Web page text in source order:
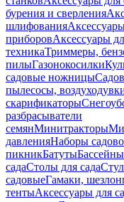
бурения и сверления
шлифования
приборовАксессуары
техникаТриммеры,
пилыГазонокосилки
садовые ножницы
пылесосы,
скарификаторы
разбрасыватели
семянМинитракторы
давленияНаборы
пикникБатутыБассейны
садаСтолы для сада
садовыеГамаки,
тентыАксессуары для